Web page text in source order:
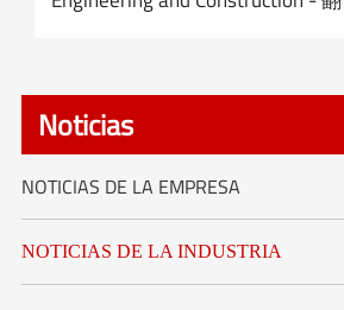
Noticias
NOTICIAS DE LA EMPRESA
NOTICIAS DE LA INDUSTRIA